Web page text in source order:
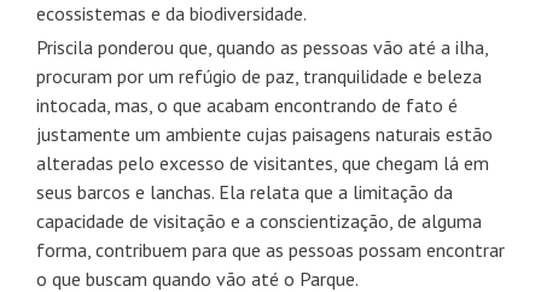
ecossistemas e da biodiversidade.
Priscila ponderou que, quando as pessoas vão até a ilha,
procuram por um refúgio de paz, tranquilidade e beleza
intocada, mas, o que acabam encontrando de fato é
justamente um ambiente cujas paisagens naturais estão
alteradas pelo excesso de visitantes, que chegam lá em
seus barcos e lanchas. Ela relata que a limitação da
capacidade de visitação e a conscientização, de alguma
forma, contribuem para que as pessoas possam encontrar
o que buscam quando vão até o Parque.